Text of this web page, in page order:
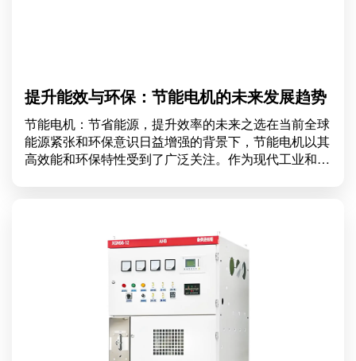
提升能效与环保：节能电机的未来发展趋势
节能电机：节省能源，提升效率的未来之选在当前全球
能源紧张和环保意识日益增强的背景下，节能电机以其
高效能和环保特性受到了广泛关注。作为现代工业和日